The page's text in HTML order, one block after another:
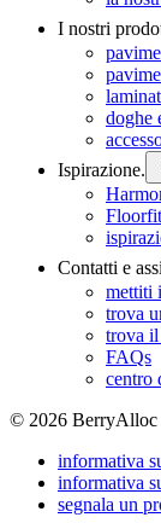
I nostri
doghe
Ispirazione.
Floorfit
Contatti e
mettiti
trova
trova il
FAQs
centro
© 2026 BerryAlloc
informativa
informativa
segnala un